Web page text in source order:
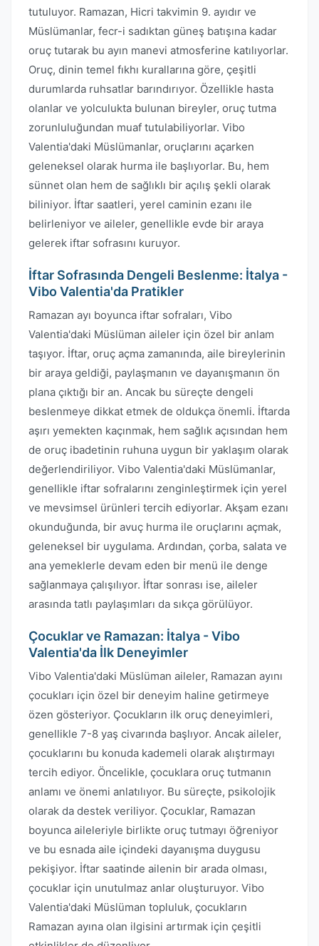
tutuluyor. Ramazan, Hicri takvimin 9. ayıdır ve
Müslümanlar, fecr-i sadıktan güneş batışına kadar
oruç tutarak bu ayın manevi atmosferine katılıyorlar.
Oruç, dinin temel fıkhı kurallarına göre, çeşitli
durumlarda ruhsatlar barındırıyor. Özellikle hasta
olanlar ve yolculukta bulunan bireyler, oruç tutma
zorunluluğundan muaf tutulabiliyorlar. Vibo
Valentia'daki Müslümanlar, oruçlarını açarken
geleneksel olarak hurma ile başlıyorlar. Bu, hem
sünnet olan hem de sağlıklı bir açılış şekli olarak
biliniyor. İftar saatleri, yerel caminin ezanı ile
belirleniyor ve aileler, genellikle evde bir araya
gelerek iftar sofrasını kuruyor.
İftar Sofrasında Dengeli Beslenme: İtalya -
Vibo Valentia'da Pratikler
Ramazan ayı boyunca iftar sofraları, Vibo
Valentia'daki Müslüman aileler için özel bir anlam
taşıyor. İftar, oruç açma zamanında, aile bireylerinin
bir araya geldiği, paylaşmanın ve dayanışmanın ön
plana çıktığı bir an. Ancak bu süreçte dengeli
beslenmeye dikkat etmek de oldukça önemli. İftarda
aşırı yemekten kaçınmak, hem sağlık açısından hem
de oruç ibadetinin ruhuna uygun bir yaklaşım olarak
değerlendiriliyor. Vibo Valentia'daki Müslümanlar,
genellikle iftar sofralarını zenginleştirmek için yerel
ve mevsimsel ürünleri tercih ediyorlar. Akşam ezanı
okunduğunda, bir avuç hurma ile oruçlarını açmak,
geleneksel bir uygulama. Ardından, çorba, salata ve
ana yemeklerle devam eden bir menü ile denge
sağlanmaya çalışılıyor. İftar sonrası ise, aileler
arasında tatlı paylaşımları da sıkça görülüyor.
Çocuklar ve Ramazan: İtalya - Vibo
Valentia'da İlk Deneyimler
Vibo Valentia'daki Müslüman aileler, Ramazan ayını
çocukları için özel bir deneyim haline getirmeye
özen gösteriyor. Çocukların ilk oruç deneyimleri,
genellikle 7-8 yaş civarında başlıyor. Ancak aileler,
çocuklarını bu konuda kademeli olarak alıştırmayı
tercih ediyor. Öncelikle, çocuklara oruç tutmanın
anlamı ve önemi anlatılıyor. Bu süreçte, psikolojik
olarak da destek veriliyor. Çocuklar, Ramazan
boyunca aileleriyle birlikte oruç tutmayı öğreniyor
ve bu esnada aile içindeki dayanışma duygusu
pekişiyor. İftar saatinde ailenin bir arada olması,
çocuklar için unutulmaz anlar oluşturuyor. Vibo
Valentia'daki Müslüman topluluk, çocukların
Ramazan ayına olan ilgisini artırmak için çeşitli